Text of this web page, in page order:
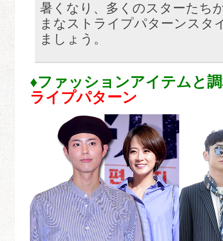
暑くなり、多くのスターたち
まなストライプパターンスタ
ましょう。
♦ファッションアイテムと
ライプパターン